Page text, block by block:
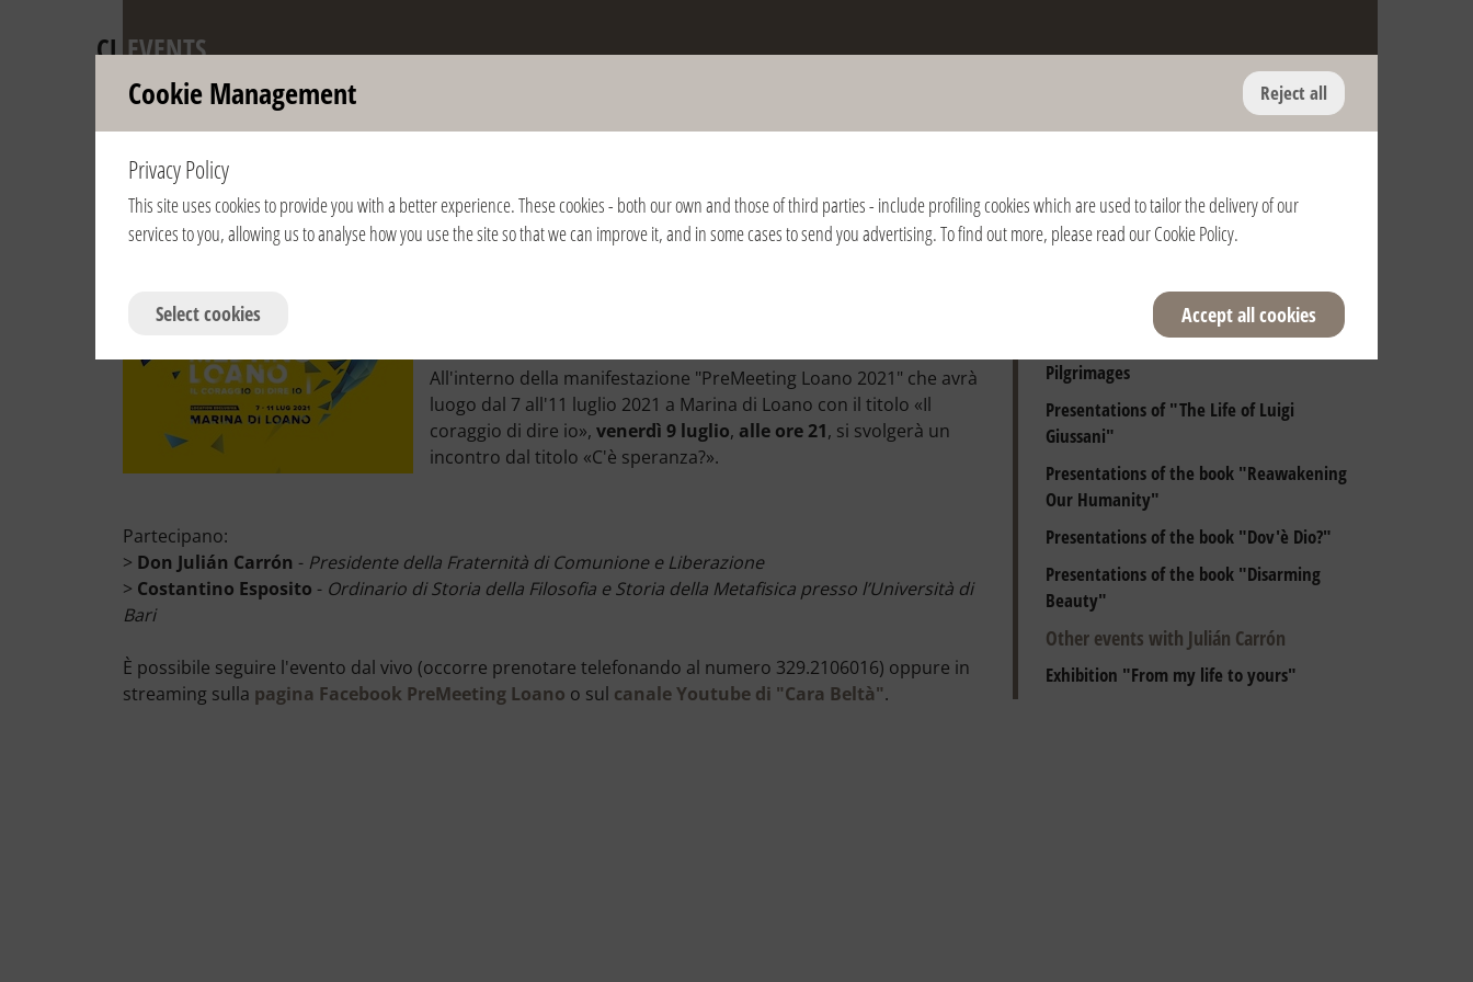
CLEVENTS
Other events with Julián Carrón
View year: 2021 2020 2019 2018
All'interno della manifestazione "PreMeeting Loano 2021" che avrà
luogo dal 7 all'11 luglio 2021 a Marina di Loano con il titolo «Il
coraggio di dire io», venerdì 9 luglio, alle ore 21, si svolgerà un
incontro dal titolo «C'è speranza?».
Partecipano:
> Don Julián Carrón - Presidente della Fraternità di Comunione e Liberazione
> Costantino Esposito - Ordinario di Storia della Filosofia e Storia della Metafisica presso l’Università di
Bari
È possibile seguire l'evento dal vivo (occorre prenotare telefonando al numero 329.2106016) oppure in
streaming sulla pagina Facebook PreMeeting Loano o sul canale Youtube di "Cara Beltà".
Anniversary of the death of Fr. Giussani
Presentations of Luigi Giussani's books
Beginning Days
Spiritual Exercises
Pilgrimages
Presentations of "The Life of Luigi
Giussani"
Presentations of the book "Reawakening
Our Humanity"
Presentations of the book "Dov'è Dio?"
Presentations of the book "Disarming
Beauty"
Other events with Julián Carrón
Exhibition "From my life to yours"
Cookie Management Reject all
Privacy Policy
This site uses cookies to provide you with a better experience. These cookies - both our own and those of third parties - include profiling cookies which are used to tailor the delivery of our
services to you, allowing us to analyse how you use the site so that we can improve it, and in some cases to send you advertising. To find out more, please read ourCookie Policy.
Select cookies Accept all cookies